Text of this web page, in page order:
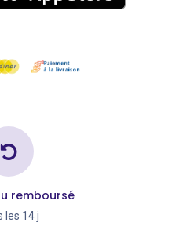
remboursé
les 14 j